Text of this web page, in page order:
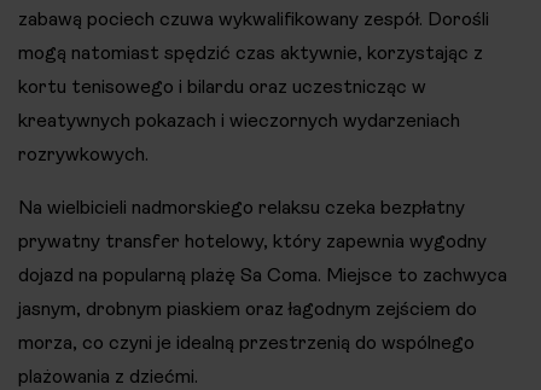
zabawą pociech czuwa wykwalifikowany zespół. Dorośli
mogą natomiast spędzić czas aktywnie, korzystając z
kortu tenisowego i bilardu oraz uczestnicząc w
kreatywnych pokazach i wieczornych wydarzeniach
rozrywkowych.
Na wielbicieli nadmorskiego relaksu czeka bezpłatny
prywatny transfer hotelowy, który zapewnia wygodny
dojazd na popularną plażę Sa Coma. Miejsce to zachwyca
jasnym, drobnym piaskiem oraz łagodnym zejściem do
morza, co czyni je idealną przestrzenią do wspólnego
plażowania z dziećmi.